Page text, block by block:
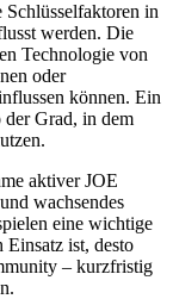
Schlüsselfaktoren in
werden. Die
Technologie von
oder
können. Ein
Grad, in dem
aktiver JOE
wachsendes
eine wichtige
ist, desto
– kurzfristig